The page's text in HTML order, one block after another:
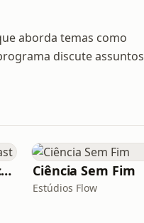
aborda temas como
discute assuntos
Sem Groselha Podcast Ciência Sem Fim
Estúdios Flow